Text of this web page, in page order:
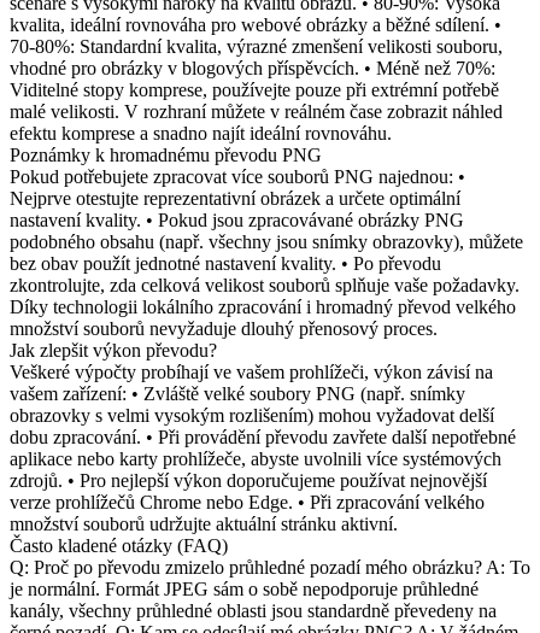
kvalita, ideální rovnováha pro webové obrázky a běžné sdílení. •
70-80%: Standardní kvalita, výrazné zmenšení velikosti souboru,
vhodné pro obrázky v blogových příspěvcích. • Méně než 70%:
Viditelné stopy komprese, používejte pouze při extrémní potřebě
malé velikosti. V rozhraní můžete v reálném čase zobrazit náhled
efektu komprese a snadno najít ideální rovnováhu.
Poznámky k hromadnému převodu PNG
Pokud potřebujete zpracovat více souborů PNG najednou: •
Nejprve otestujte reprezentativní obrázek a určete optimální
nastavení kvality. • Pokud jsou zpracovávané obrázky PNG
podobného obsahu (např. všechny jsou snímky obrazovky), můžete
bez obav použít jednotné nastavení kvality. • Po převodu
zkontrolujte, zda celková velikost souborů splňuje vaše požadavky.
Díky technologii lokálního zpracování i hromadný převod velkého
množství souborů nevyžaduje dlouhý přenosový proces.
Jak zlepšit výkon převodu?
Veškeré výpočty probíhají ve vašem prohlížeči, výkon závisí na
vašem zařízení: • Zvláště velké soubory PNG (např. snímky
obrazovky s velmi vysokým rozlišením) mohou vyžadovat delší
dobu zpracování. • Při provádění převodu zavřete další nepotřebné
aplikace nebo karty prohlížeče, abyste uvolnili více systémových
zdrojů. • Pro nejlepší výkon doporučujeme používat nejnovější
verze prohlížečů Chrome nebo Edge. • Při zpracování velkého
množství souborů udržujte aktuální stránku aktivní.
Často kladené otázky (FAQ)
Q: Proč po převodu zmizelo průhledné pozadí mého obrázku? A: To
je normální. Formát JPEG sám o sobě nepodporuje průhledné
kanály, všechny průhledné oblasti jsou standardně převedeny na